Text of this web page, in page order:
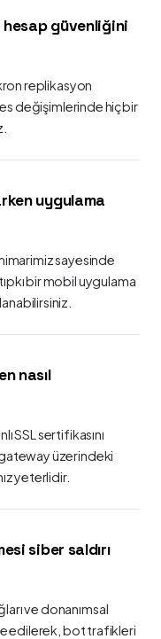
güvenliğini
replikasyon
değişimlerinde hiçbir
uygulama
sayesinde
bir mobil uygulama
nasıl
SSL sertifikasını
üzerindeki
yeterlidir.
siber saldırı
ve donanımsal
edilerek, bot trafikleri